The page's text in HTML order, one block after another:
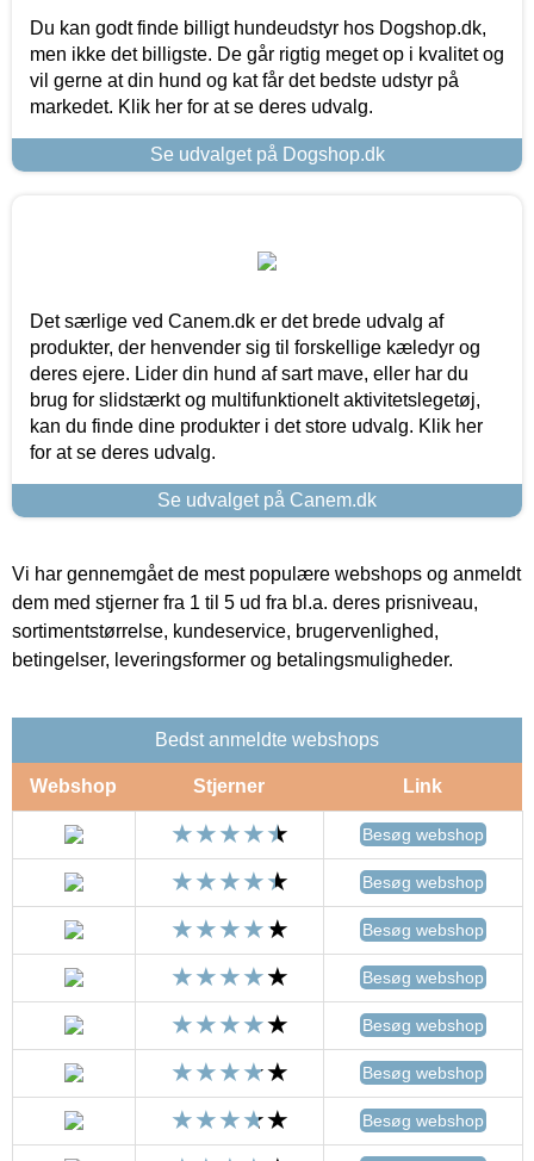
Du kan godt finde billigt hundeudstyr hos Dogshop.dk,
men ikke det billigste. De går rigtig meget op i kvalitet og
vil gerne at din hund og kat får det bedste udstyr på
markedet. Klik her for at se deres udvalg.
Se udvalget på Dogshop.dk
Det særlige ved Canem.dk er det brede udvalg af
produkter, der henvender sig til forskellige kæledyr og
deres ejere. Lider din hund af sart mave, eller har du
brug for slidstærkt og multifunktionelt aktivitetslegetøj,
kan du finde dine produkter i det store udvalg. Klik her
for at se deres udvalg.
Se udvalget på Canem.dk
Vi har gennemgået de mest populære webshops og anmeldt
dem med stjerner fra 1 til 5 ud fra bl.a. deres prisniveau,
sortimentstørrelse, kundeservice, brugervenlighed,
betingelser, leveringsformer og betalingsmuligheder.
Bedst anmeldte webshops
Webshop Stjerner Link
Besøg webshop
Besøg webshop
Besøg webshop
Besøg webshop
Besøg webshop
Besøg webshop
Besøg webshop